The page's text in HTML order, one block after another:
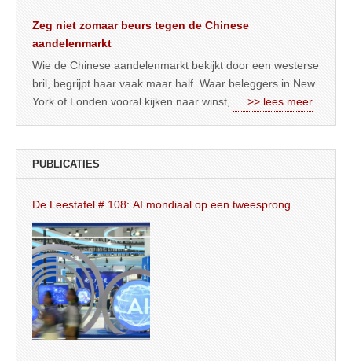
Zeg niet zomaar beurs tegen de Chinese
aandelenmarkt
Wie de Chinese aandelenmarkt bekijkt door een westerse
bril, begrijpt haar vaak maar half. Waar beleggers in New
York of Londen vooral kijken naar winst,
… >> lees meer
PUBLICATIES
De Leestafel # 108: AI mondiaal op een tweesprong